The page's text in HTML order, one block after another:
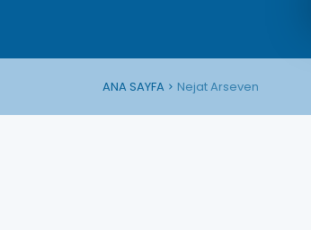
ANA SAYFA Nejat Arseven